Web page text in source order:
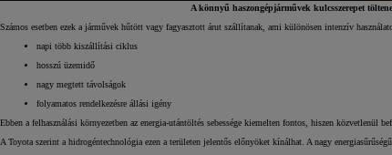
7 700 000 Ft-tól
Yaris Cross
HYBRID
A könnyű haszongépjárművek kulcsszerepet
Számos esetben ezek a járművek hűtött vagy fagyasztott árut szállítanak, ami különösen intenzív
napi több kiszállítási ciklus
hosszú üzemidő
nagy megtett távolságok
folyamatos rendelkezésre állási igény
Ebben a felhasználási környezetben az energia-utántöltés sebessége kiemelten fontos, hiszen közvetlenül
A Toyota szerint a hidrogéntechnológia ezen a területen jelentős előnyöket kínálhat. A nagy